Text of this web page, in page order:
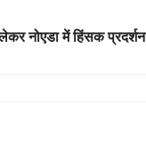
नोएडा में हिंसक प्रदर्शन